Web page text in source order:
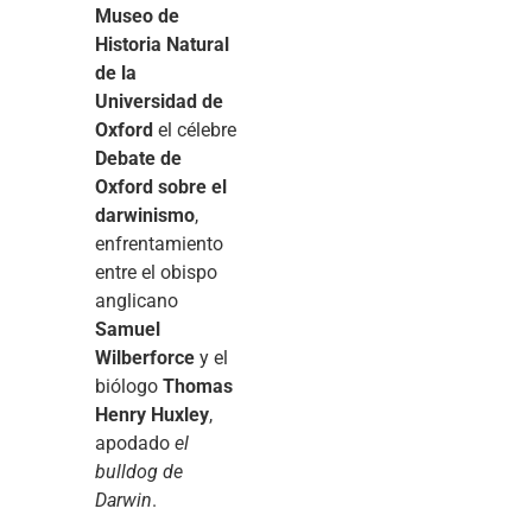
Museo de
Historia Natural
de la
Universidad de
Oxford el célebre
Debate de
Oxford sobre el
darwinismo,
enfrentamiento
entre el obispo
anglicano
Samuel
Wilberforce y el
biólogo Thomas
Henry Huxley,
apodado el
bulldog de
Darwin.